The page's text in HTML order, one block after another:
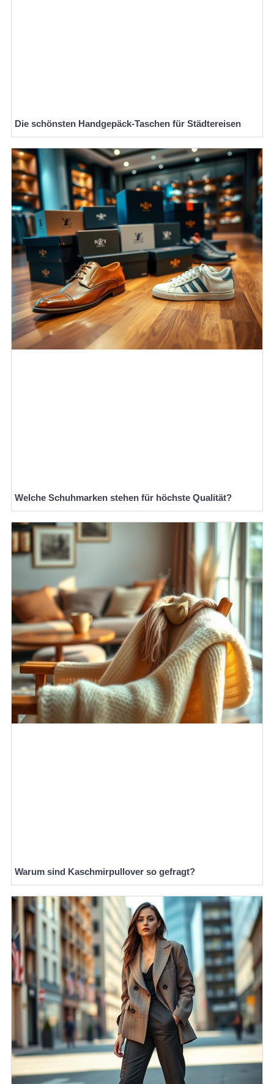
Die schönsten Handgepäck-Taschen für Städtereisen
Welche Schuhmarken stehen für höchste Qualität?
Warum sind Kaschmirpullover so gefragt?